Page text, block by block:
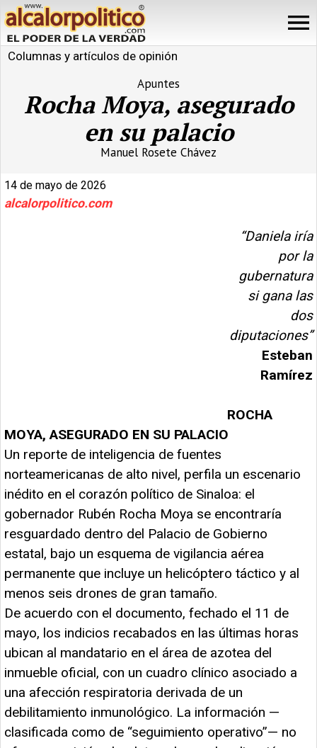
Columnas y artículos de opinión
Apuntes
Rocha Moya, asegurado
en su palacio
Manuel Rosete Chávez
14 de mayo de 2026
alcalorpolitico.com
“Daniela iría
por la
gubernatura
si gana las
dos
diputaciones”
Esteban
Ramírez
ROCHA
MOYA, ASEGURADO EN SU PALACIO
Un reporte de inteligencia de fuentes
norteamericanas de alto nivel, perfila un escenario
inédito en el corazón político de Sinaloa: el
gobernador Rubén Rocha Moya se encontraría
resguardado dentro del Palacio de Gobierno
estatal, bajo un esquema de vigilancia aérea
permanente que incluye un helicóptero táctico y al
menos seis drones de gran tamaño.
De acuerdo con el documento, fechado el 11 de
mayo, los indicios recabados en las últimas horas
ubican al mandatario en el área de azotea del
inmueble oficial, con un cuadro clínico asociado a
una afección respiratoria derivada de un
debilitamiento inmunológico. La información —
clasificada como de “seguimiento operativo”— no